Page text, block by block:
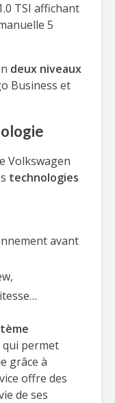
TSI affichant
5
deux niveaux
Business et
Volkswagen
technologies
avant
qui permet
grâce à
offre des
de ses